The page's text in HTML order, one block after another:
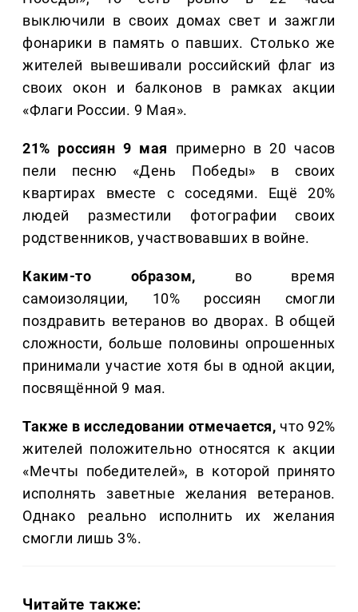
выключили в своих домах свет и зажгли
фонарики в память о павших. Столько же
жителей вывешивали российский флаг из
своих окон и балконов в рамках акции
«Флаги России. 9 Мая».
21% россиян 9 мая примерно в 20 часов
пели песню «День Победы» в своих
квартирах вместе с соседями. Ещё 20%
людей разместили фотографии своих
родственников, участвовавших в войне.
Каким-то образом, во время
самоизоляции, 10% россиян смогли
поздравить ветеранов во дворах. В общей
сложности, больше половины опрошенных
принимали участие хотя бы в одной акции,
посвящённой 9 мая.
Также в исследовании отмечается, что 92%
жителей положительно относятся к акции
«Мечты победителей», в которой принято
исполнять заветные желания ветеранов.
Однако реально исполнить их желания
смогли лишь 3%.
Читайте также: